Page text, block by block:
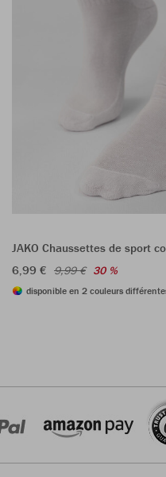
JAKO Chaussettes de sport
6,99 € 9,99 € 30 %
disponible en 2 couleurs